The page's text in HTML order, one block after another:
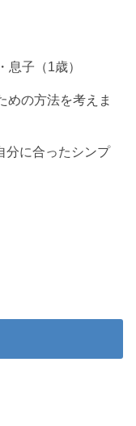
息子（1歳）
めの方法を考えま
分に合ったシンプ